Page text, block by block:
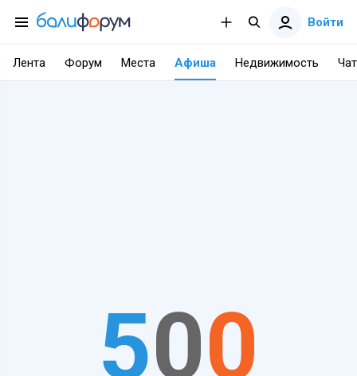
Войти
Лента Форум Места Афиша Недвижимость Чат
500